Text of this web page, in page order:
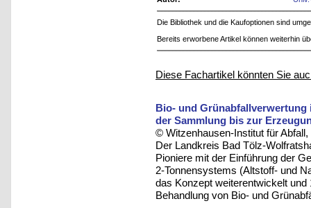
Die Bibliothek und die Kaufoptionen sind
Bereits erworbene Artikel können weiterhin
Diese Fachartikel könnten Sie
Bio- und Grünabfallverwertung
der Sammlung bis zur
© Witzenhausen-Institut für
Der Landkreis Bad Tölz-
Pioniere mit der Einführung der
2-Tonnensystems (Altstoff- und
das Konzept weiterentwickelt
Behandlung von Bio- und